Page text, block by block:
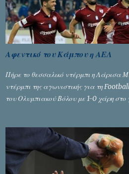
Αφεντικό του Κάμπου η ΑΕΛ
Πήρε το θεσσαλικό ντέρμπι η Λάρισα
ντέρμπι της αγωνιστικής για τη
του Ολυμπιακού Βόλου με 1-0 χάρη στο